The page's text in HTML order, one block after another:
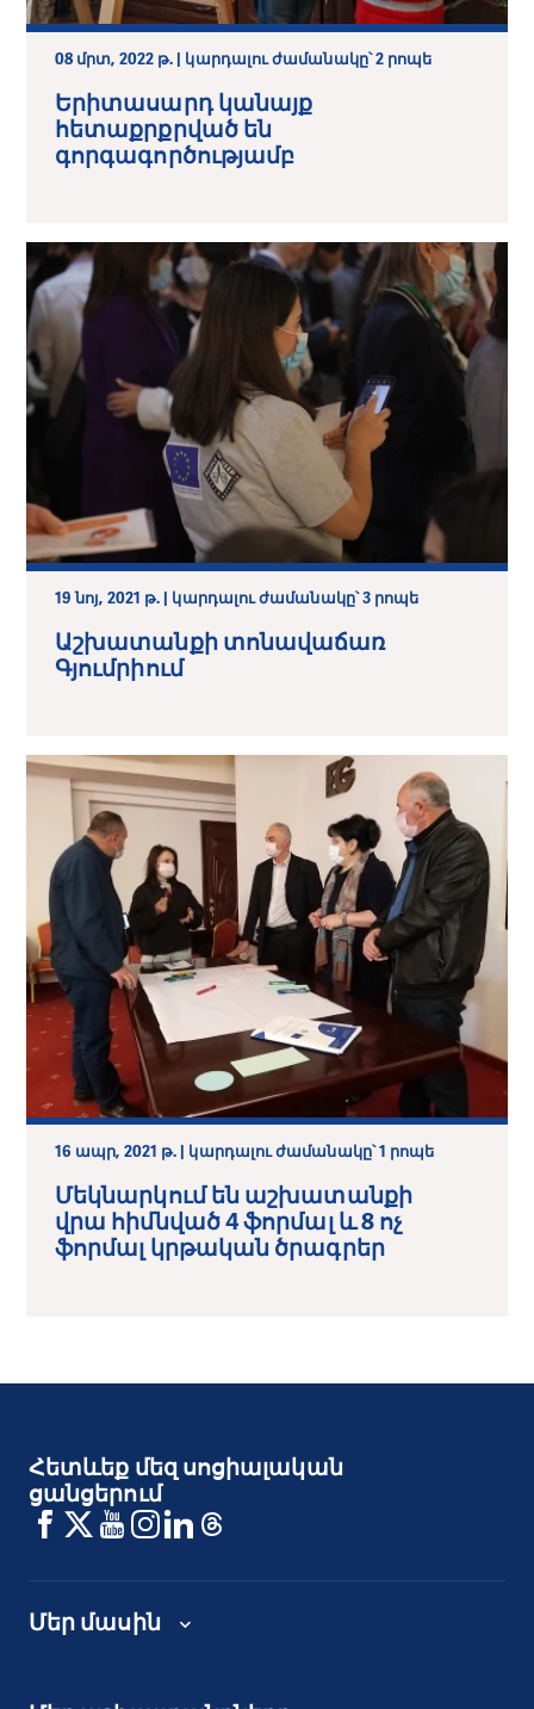
08 մրտ, 2022 թ. | կարդալու ժամանակը՝ 2 րոպե
Երիտասարդ կանայք
հետաքրքրված են
գորգագործությամբ
19 նոյ, 2021 թ. | կարդալու ժամանակը՝ 3 րոպե
Աշխատանքի տոնավաճառ
Գյումրիում
16 ապր, 2021 թ. | կարդալու ժամանակը՝ 1 րոպե
Մեկնարկում են աշխատանքի
վրա հիմնված 4 ֆորմալ և 8 ոչ
ֆորմալ կրթական ծրագրեր
Հետևեք մեզ սոցիալական
ցանցերում
Մեր մասին